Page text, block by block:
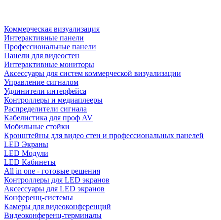
Коммерческая визуализация
Интерактивные панели
Профессиональные панели
Панели для видеостен
Интерактивные мониторы
Аксессуары для систем коммерческой визуализации
Управление сигналом
Удлинители интерфейса
Контроллеры и медиаплееры
Распределители сигнала
Кабелистика для проф AV
Мобильные стойки
Кронштейны для видео стен и профессиональных панелей
LED Экраны
LED Модули
LED Кабинеты
All in one - готовые решения
Контроллеры для LED экранов
Аксессуары для LED экранов
Конференц-системы
Камеры для видеоконференций
Видеоконференц-терминалы